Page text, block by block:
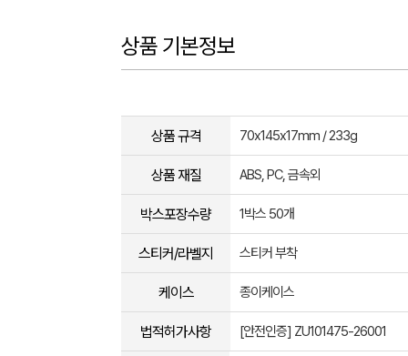
상품 기본정보
상품 규격 70x145x17mm / 233g
상품 재질 ABS, PC, 금속외
박스포장수량 1박스 50개
스티커/라벨지 스티커 부착
케이스 종이케이스
법적허가사항 [안전인증] ZU101475-26001